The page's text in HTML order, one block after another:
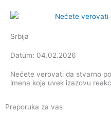
Srbija
Datum: 04.02.2026
Nećete verovati da stvarno
imena koja uvek izazovu
Preporuka za vas